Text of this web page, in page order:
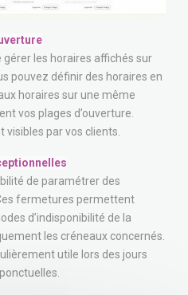
les horaires affichés sur
pouvez définir des horaires en
horaires sur une même
vos plages d’ouverture.
visibles par vos clients.
de paramétrer des
fermetures permettent
d’indisponibilité de la
les créneaux concernés.
utile lors des jours